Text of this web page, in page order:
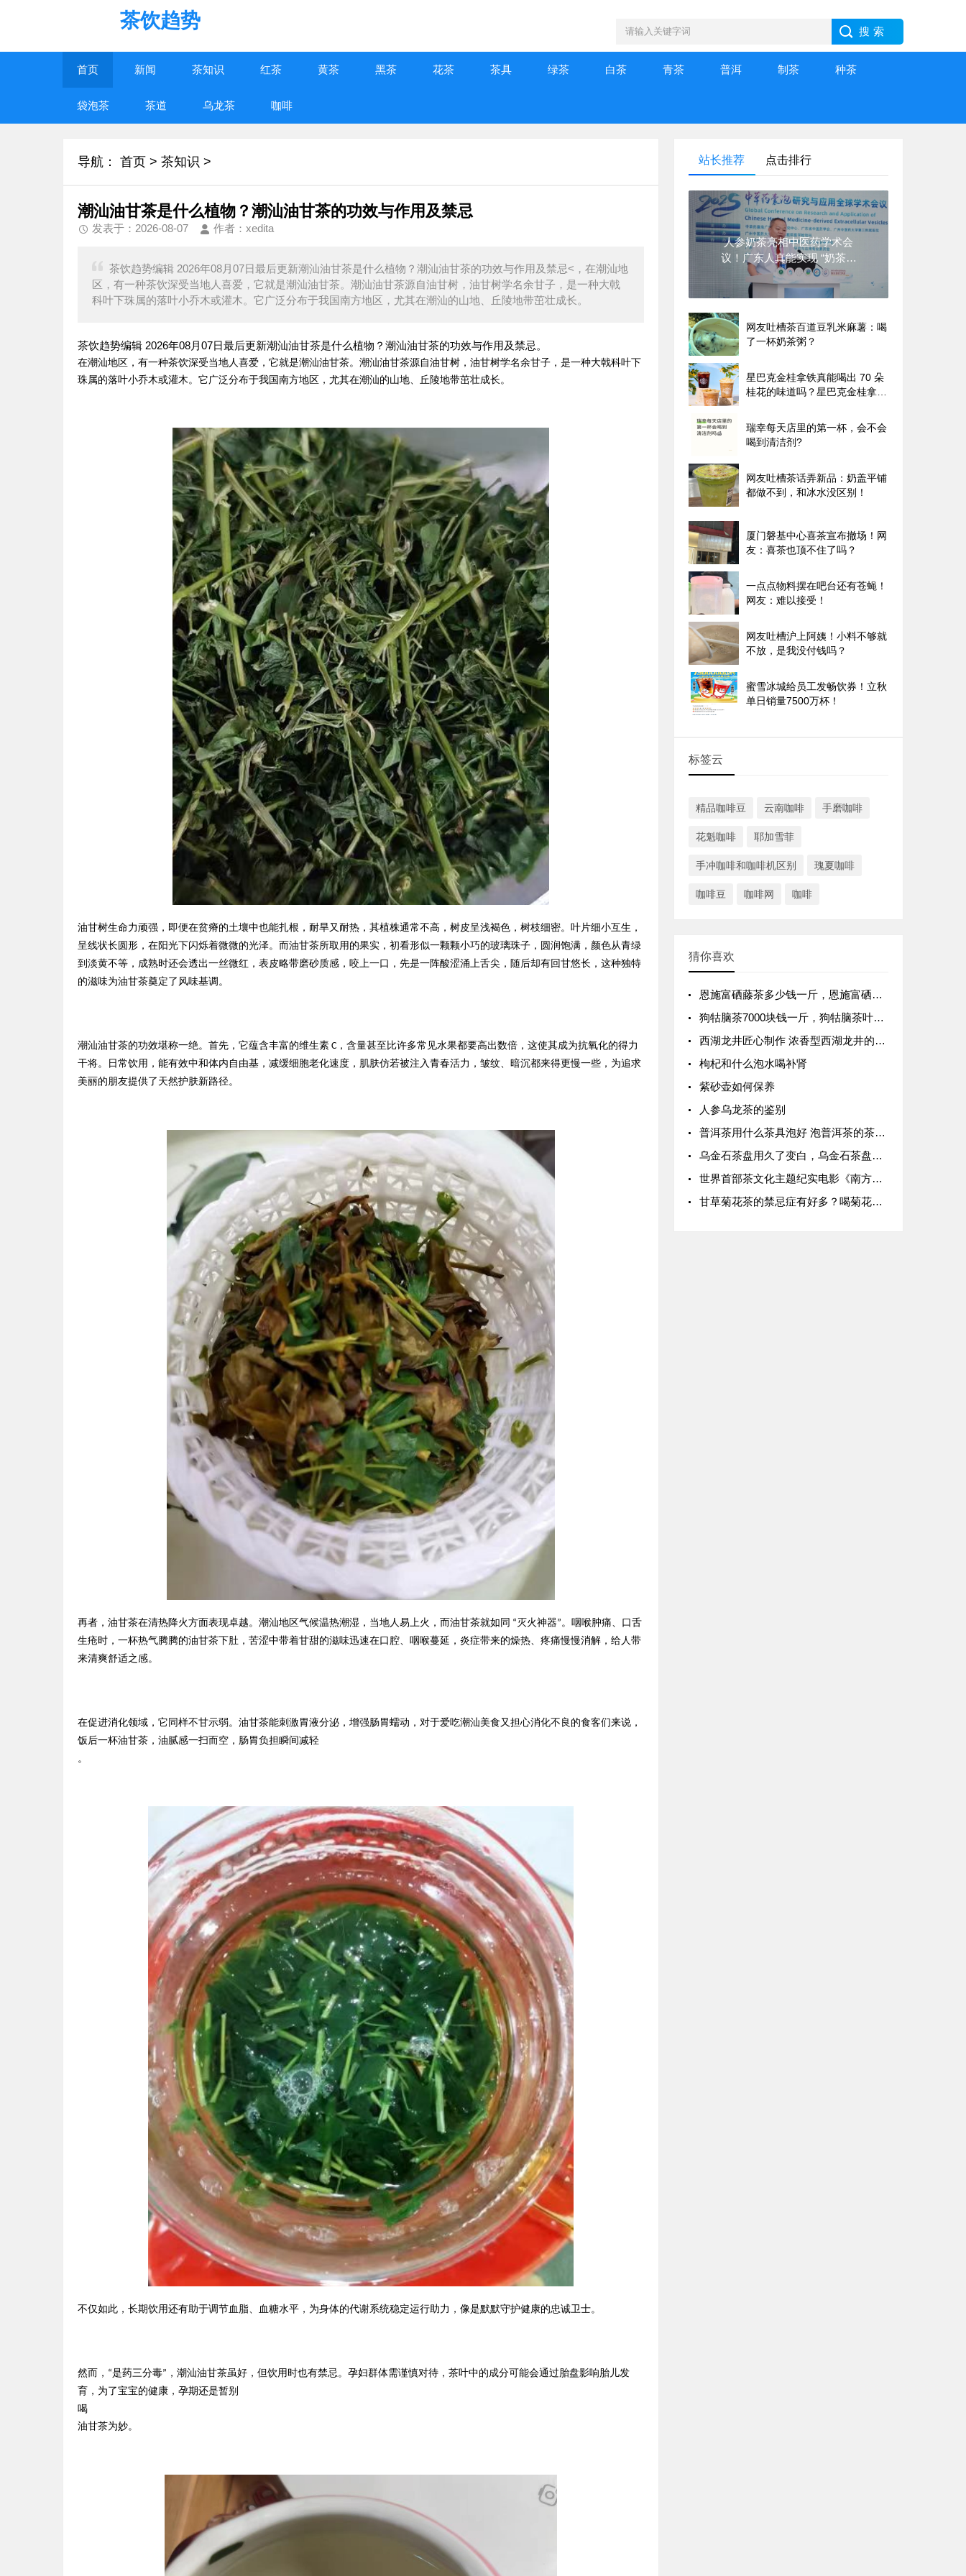
茶饮趋势
首页 新闻 茶知识 红茶 黄茶 黑茶 花茶 茶具 绿茶 白茶 青茶 普洱 制茶 种茶
袋泡茶 茶道 乌龙茶 咖啡
导航： 首页 > 茶知识 >
潮汕油甘茶是什么植物？潮汕油甘茶的功效与作用及禁忌
发表于：2026-08-07 作者：xedita
茶饮趋势编辑 2026年08月07日最后更新潮汕油甘茶是什么植物？潮汕油甘茶的功效与作用及禁忌<，在潮汕地
区，有一种茶饮深受当地人喜爱，它就是潮汕油甘茶。潮汕油甘茶源自油甘树，油甘树学名余甘子，是一种大戟
科叶下珠属的落叶小乔木或灌木。它广泛分布于我国南方地区，尤其在潮汕的山地、丘陵地带茁壮成长。
茶饮趋势编辑 2026年08月07日最后更新潮汕油甘茶是什么植物？潮汕油甘茶的功效与作用及禁忌。
在潮汕地区，有一种茶饮深受当地人喜爱，它就是潮汕油甘茶。潮汕油甘茶源自油甘树，油甘树学名余甘子，是一种大戟科叶下
珠属的落叶小乔木或灌木。它广泛分布于我国南方地区，尤其在潮汕的山地、丘陵地带茁壮成长。
油甘树生命力顽强，即便在贫瘠的土壤中也能扎根，耐旱又耐热，其植株通常不高，树皮呈浅褐色，树枝细密。叶片细小互生，
呈线状长圆形，在阳光下闪烁着微微的光泽。而油甘茶所取用的果实，初看形似一颗颗小巧的玻璃珠子，圆润饱满，颜色从青绿
到淡黄不等，成熟时还会透出一丝微红，表皮略带磨砂质感，咬上一口，先是一阵酸涩涌上舌尖，随后却有回甘悠长，这种独特
的滋味为油甘茶奠定了风味基调。
潮汕油甘茶的功效堪称一绝。首先，它蕴含丰富的维生素 C ，含量甚至比许多常见水果都要高出数倍，这使其成为抗氧化的得力
干将。日常饮用，能有效中和体内自由基，减缓细胞老化速度，肌肤仿若被注入青春活力，皱纹、暗沉都来得更慢一些，为追求
美丽的朋友提供了天然护肤新路径。
再者，油甘茶在清热降火方面表现卓越。潮汕地区气候温热潮湿，当地人易上火，而油甘茶就如同 “ 灭火神器”。咽喉肿痛、口舌
生疮时，一杯热气腾腾的油甘茶下肚，苦涩中带着甘甜的滋味迅速在口腔、咽喉蔓延，炎症带来的燥热、疼痛慢慢消解，给人带
来清爽舒适之感。
在促进消化领域，它同样不甘示弱。油甘茶能刺激胃液分泌，增强肠胃蠕动，对于爱吃潮汕美食又担心消化不良的食客们来说，
饭后一杯油甘茶，油腻感一扫而空，肠胃负担瞬间减轻
。
不仅如此，长期饮用还有助于调节血脂、血糖水平，为身体的代谢系统稳定运行助力，像是默默守护健康的忠诚卫士。
然而， “是药三分毒” ，潮汕油甘茶虽好，但饮用时也有禁忌。孕妇群体需谨慎对待，茶叶中的成分可能会通过胎盘影响胎儿发
育，为了宝宝的健康，孕期还是暂别
喝
油甘茶为妙。
站长推荐 点击排行
人参奶茶亮相中医药学术会
议！广东人真能实现 “奶茶自
由” 了！
网友吐槽茶百道豆乳米麻薯：喝
了一杯奶茶粥？
星巴克金桂拿铁真能喝出 70 朵
桂花的味道吗？星巴克金桂拿铁
瑞幸每天店里的第一杯，会不会
喝到清洁剂?
网友吐槽茶话弄新品：奶盖平铺
都做不到，和冰水没区别！
厦门磐基中心喜茶宣布撤场！网
友：喜茶也顶不住了吗？
一点点物料摆在吧台还有苍蝇！
网友：难以接受！
网友吐槽沪上阿姨！小料不够就
不放，是我没付钱吗？
蜜雪冰城给员工发畅饮券！立秋
单日销量7500万杯！
标签云
精品咖啡豆 云南咖啡 手磨咖啡
花魁咖啡 耶加雪菲
手冲咖啡和咖啡机区别 瑰夏咖啡
咖啡豆 咖啡网 咖啡
猜你喜欢
恩施富硒藤茶多少钱一斤，恩施富硒茶价格表
狗牯脑茶7000块钱一斤，狗牯脑茶叶价格表
西湖龙井匠心制作 浓香型西湖龙井的制作
枸杞和什么泡水喝补肾
紫砂壶如何保养
人参乌龙茶的鉴别
普洱茶用什么茶具泡好 泡普洱茶的茶具 泡普洱茶的方法
乌金石茶盘用久了变白，乌金石茶盘为什么越用越发白？
世界首部茶文化主题纪实电影《南方嘉木》在君山岛开拍
甘草菊花茶的禁忌症有好多？喝菊花茶的禁忌与作用